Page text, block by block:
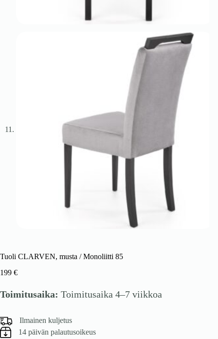
Tuoli CLARVEN, musta / Monoliitti 85
199 €
Toimitusaika: Toimitusaika 4–7 viikkoa
Ilmainen kuljetus
14 päivän palautusoikeus